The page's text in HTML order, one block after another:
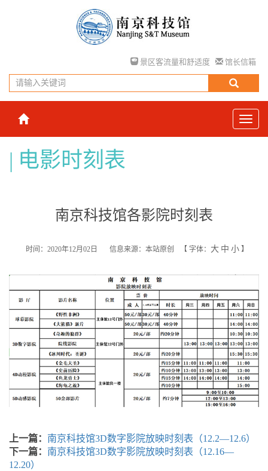
景区客流量和舒适度 馆长信箱
电影时刻表
南京科技馆各影院时刻表
时间：2020年12月02日 信息来源：本站原创 【 字体： 大 中 小 】
上一篇： 南京科技馆3D数字影院放映时刻表（12.2—12.6）
下一篇： 南京科技馆3D数字影院放映时刻表（12.16—
12.20）